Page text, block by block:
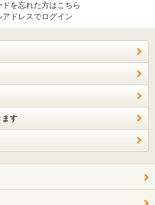
ドを忘れた方はこちら
アドレスでログイン
ます